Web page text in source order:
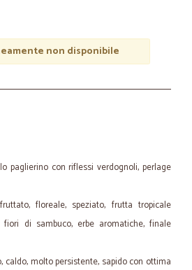
non disponibile
paglierino con riflessi verdognoli, perlage
floreale, speziato, frutta tropicale
di sambuco, erbe aromatiche, finale
caldo, molto persistente, sapido con ottima